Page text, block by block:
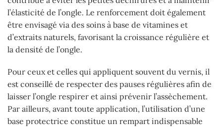
l’élasticité de l’ongle. Le renforcement doit également
être envisagé via des soins à base de vitamines et
d’extraits naturels, favorisant la croissance régulière et
la densité de l’ongle.
Pour ceux et celles qui appliquent souvent du vernis, il
est conseillé de respecter des pauses régulières afin de
laisser l’ongle respirer et ainsi prévenir l’assèchement.
Par ailleurs, avant toute application, l’utilisation d’une
base protectrice constitue un rempart indispensable